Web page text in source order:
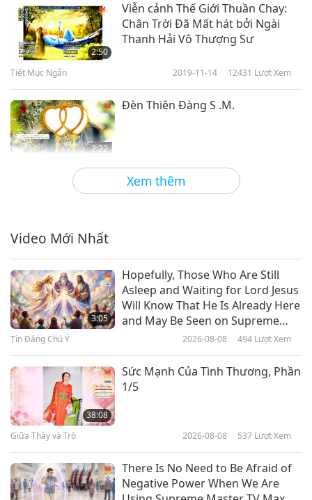
Xem thêm
2:50
Viễn cảnh Thế Giới Thuần Chay:
Chân Trời Đã Mất hát bởi Ngài
Thanh Hải Vô Thượng Sư
Tiết Mục Ngắn 2019-11-14 12431 Lượt Xem
2:22
Đèn Thiên Đàng S .M.
2019-11-13 15566
2:15
DVD nhạc kịch Giòng Lệ Âm Thầm
DVD và Sách Chân Tình
CD nhạc và tập sách Một Thế
Video Mới Nhất
3:05
Hopefully, Those Who Are Still
Asleep and Waiting for Lord Jesus
Will Know That He Is Already Here
and May Be Seen on Supreme
Master Television
Tin Đáng Chú Ý 2026-08-08 494 Lượt Xem
38:08
Sức Mạnh Của Tình Thương, Phần
1/5
Giữa Thầy và Trò 2026-08-08 537 Lượt Xem
There Is No Need to Be Afraid of
Negative Power When We Are